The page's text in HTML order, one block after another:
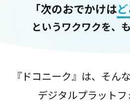
「次のおでかけは
というワクワクを、
『ドコニーク』は、そん
デジタルプラットフ